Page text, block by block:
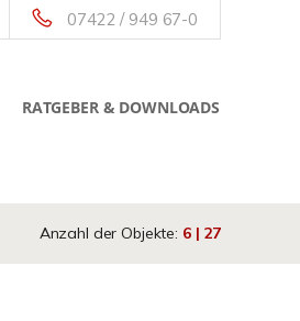
07422 / 949 67-0
RATGEBER & DOWNLOADS
Anzahl der Objekte: 6 | 27